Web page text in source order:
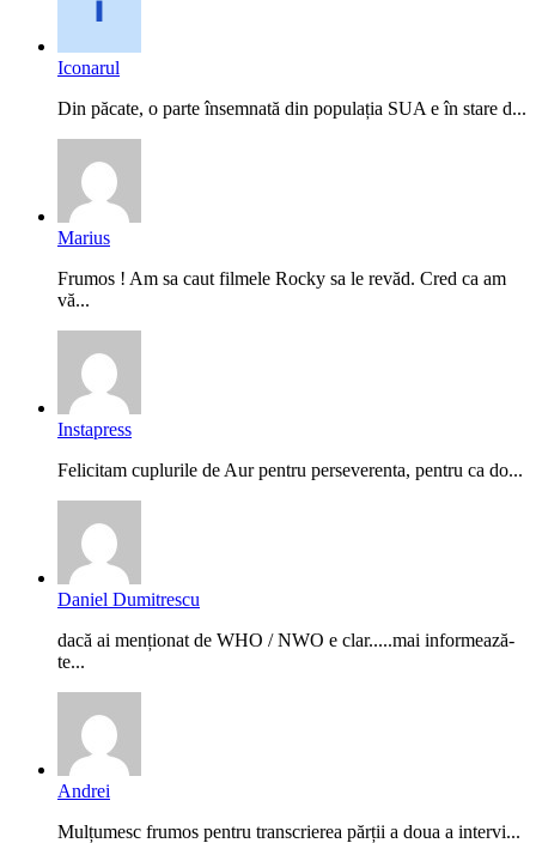
Iconarul
Din păcate, o parte însemnată din populația SUA e în stare d...
Marius
Frumos ! Am sa caut filmele Rocky sa le revăd. Cred ca am
vă...
Instapress
Felicitam cuplurile de Aur pentru perseverenta, pentru ca do...
Daniel Dumitrescu
dacă ai menționat de WHO / NWO e clar.....mai informează-
te...
Andrei
Mulțumesc frumos pentru transcrierea părții a doua a intervi...